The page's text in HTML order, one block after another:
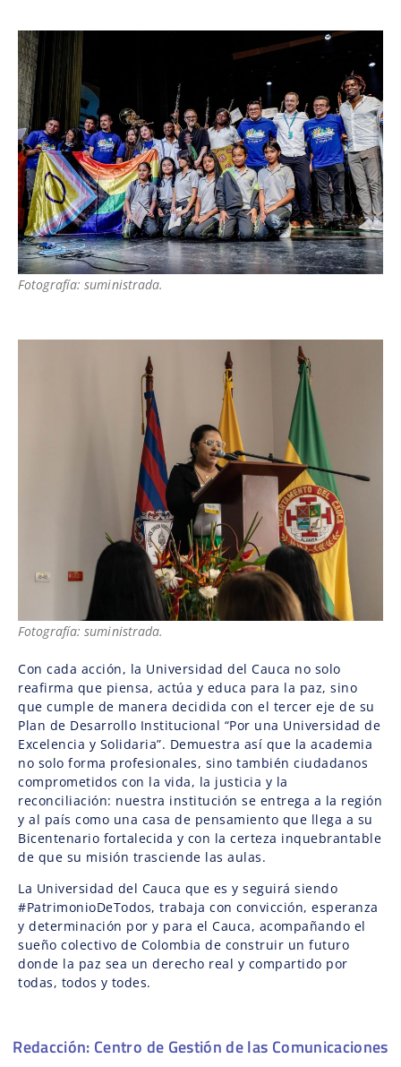
Fotografía: suministrada.
Fotografía: suministrada.
Con cada acción, la Universidad del Cauca no solo
reafirma que piensa, actúa y educa para la paz, sino
que cumple de manera decidida con el tercer eje de su
Plan de Desarrollo Institucional “Por una Universidad de
Excelencia y Solidaria”. Demuestra así que la academia
no solo forma profesionales, sino también ciudadanos
comprometidos con la vida, la justicia y la
reconciliación: nuestra institución se entrega a la región
y al país como una casa de pensamiento que llega a su
Bicentenario fortalecida y con la certeza inquebrantable
de que su misión trasciende las aulas.
La Universidad del Cauca que es y seguirá siendo
#PatrimonioDeTodos, trabaja con convicción, esperanza
y determinación por y para el Cauca, acompañando el
sueño colectivo de Colombia de construir un futuro
donde la paz sea un derecho real y compartido por
todas, todos y todes.
Redacción: Centro de Gestión de las Comunicaciones